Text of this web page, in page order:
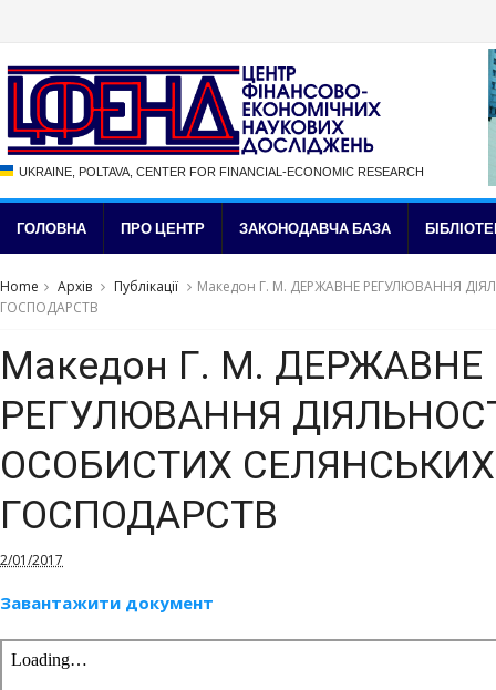
UKRAINE, POLTAVA, CENTER FOR FINANCIAL-ECONOMIC RESEARCH
ГОЛОВНА ПРО ЦЕНТР ЗАКОНОДАВЧА БАЗА
Home Архів Публікації
Македон Г. М. ДЕРЖАВНЕ РЕГУЛЮВАННЯ
ГОСПОДАРСТВ
Македон Г. М. ДЕРЖАВНЕ
РЕГУЛЮВАННЯ
ОСОБИСТИХ СЕЛЯНСЬКИХ
ГОСПОДАРСТВ
2/01/2017
Завантажити документ